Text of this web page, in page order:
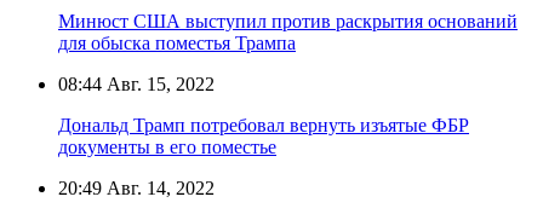
Минюст США выступил против раскрытия оснований
для обыска поместья Трампа
08:44 Авг. 15, 2022
Дональд Трамп потребовал вернуть изъятые ФБР
документы в его поместье
20:49 Авг. 14, 2022